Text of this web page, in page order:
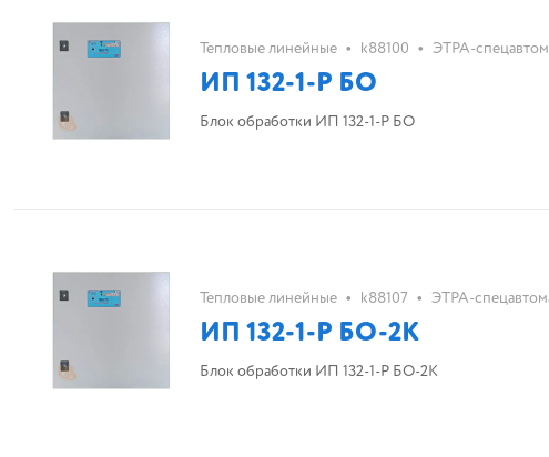
Тепловые линейные • k88100 • ЭТРА-
ИП 132-1-Р БО
Блок обработки ИП 132-1-Р БО
Тепловые линейные • k88107 • ЭТРА-
ИП 132-1-Р БО-2К
Блок обработки ИП 132-1-Р БО-2К